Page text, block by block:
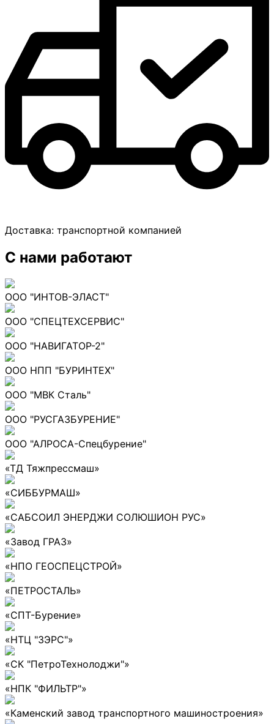
Доставка: транспортной компанией
С нами работают
ООО "ИНТОВ-ЭЛАСТ"
ООО "СПЕЦТЕХСЕРВИС"
ООО "НАВИГАТОР-2"
ООО НПП "БУРИНТЕХ"
ООО "МВК Сталь"
ООО "РУСГАЗБУРЕНИЕ"
ООО "АЛРОСА-Спецбурение"
«ТД Тяжпрессмаш»
«СИББУРМАШ»
«САБСОИЛ ЭНЕРДЖИ СОЛЮШИОН РУС»
«Завод ГРАЗ»
«НПО ГЕОСПЕЦСТРОЙ»
«ПЕТРОСТАЛЬ»
«СПТ-Бурение»
«НТЦ "ЗЭРС"»
«СК "ПетроТехнолоджи"»
«НПК "ФИЛЬТР"»
«Каменский завод транспортного машиностроения»